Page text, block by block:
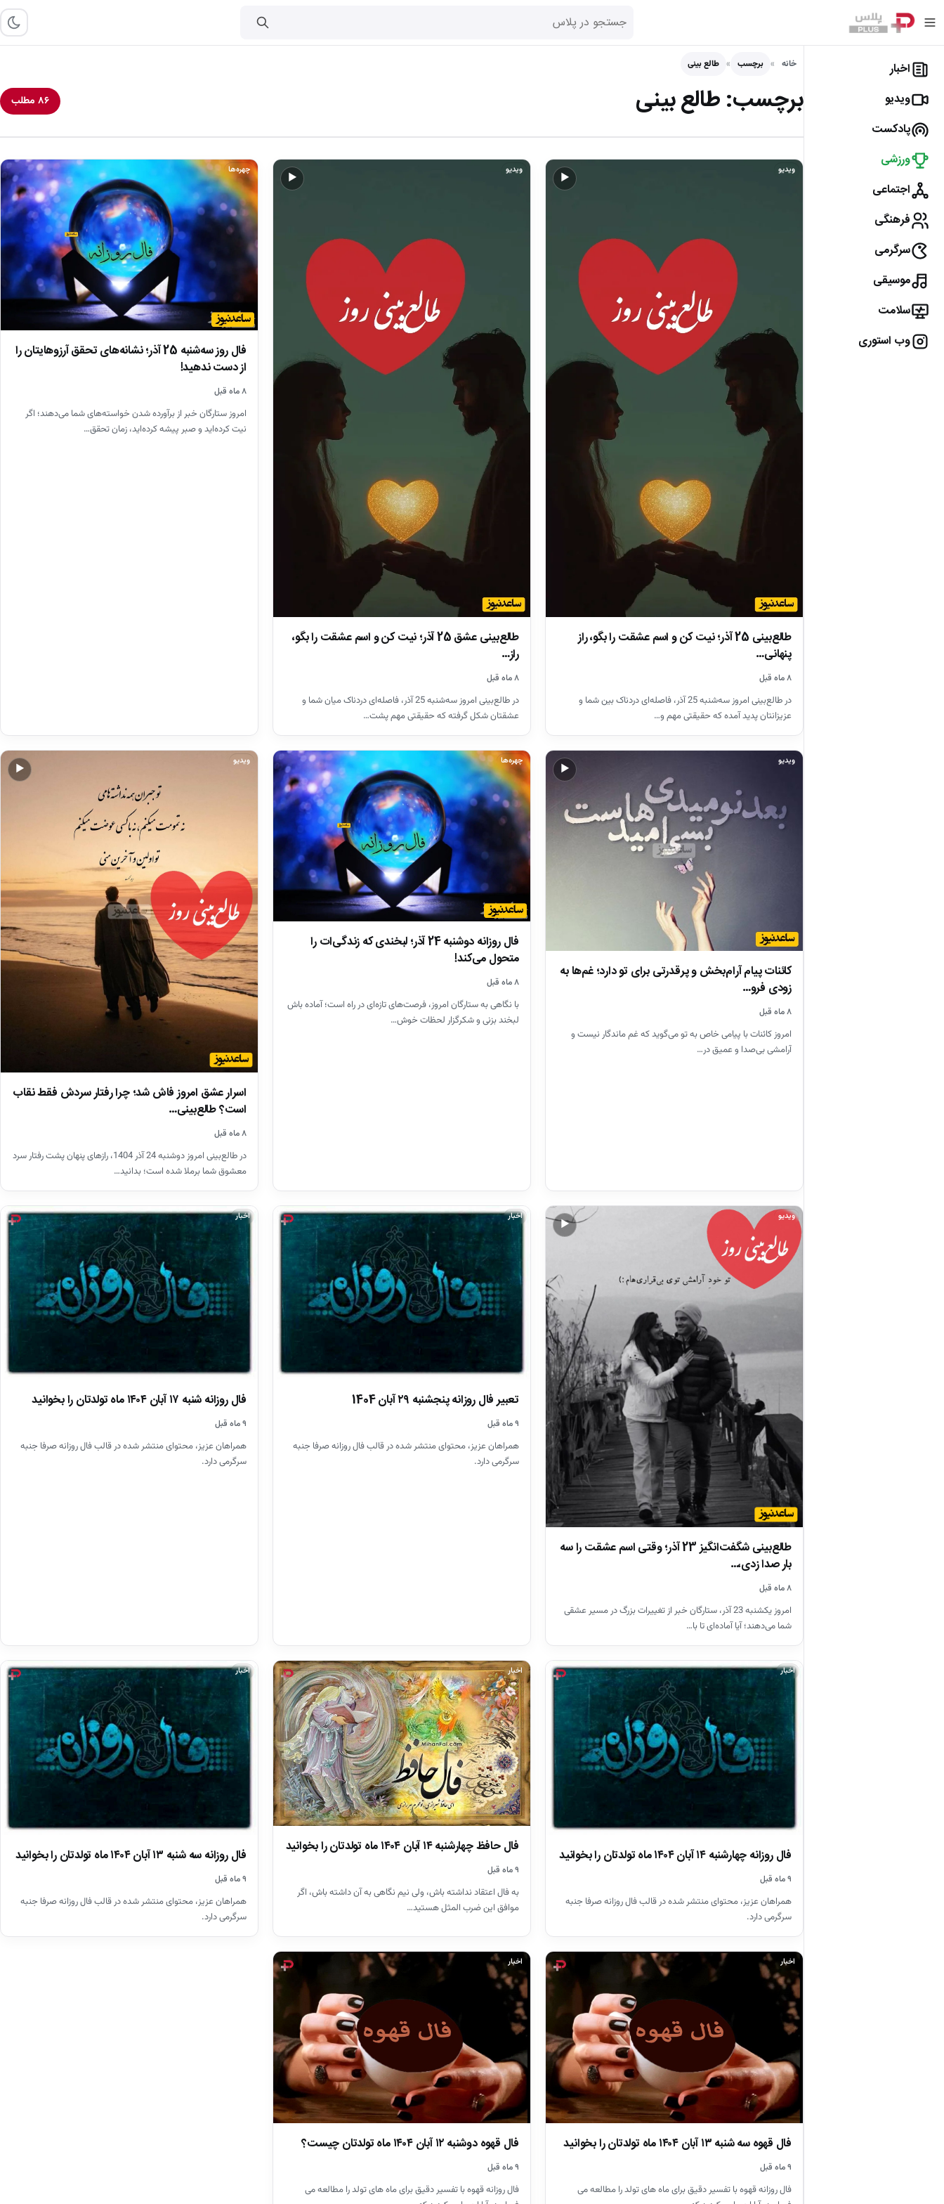
اخبار
ویدیو
پادکست
ورزشی
اجتماعی
فرهنگی
سرگرمی
موسیقی
سلامت
وب استوری
خانه برچسب طالع بینی
برچسب:طالع بینی ۸۶ مطلب
▶
ویدیو
طالع‌بینی 25 آذر؛ نیت کن و اسم عشقت را بگو، راز
پنهانی…
۸ ماه قبل
در طالع‌بینی امروز سه‌شنبه 25 آذر، فاصله‌ای دردناک بین شما و
عزیزانتان پدید آمده که حقیقتی مهم و…
▶
ویدیو
طالع‌بینی عشق 25 آذر؛ نیت کن و اسم عشقت را بگو،
راز…
۸ ماه قبل
در طالع‌بینی امروز سه‌شنبه 25 آذر، فاصله‌ای دردناک میان شما و
عشقتان شکل گرفته که حقیقتی مهم پشت…
چهره‌ها
فال روز سه‌شنبه 25 آذر؛ نشانه‌های تحقق آرزوهایتان را
از دست ندهید!
۸ ماه قبل
امروز ستارگان خبر از برآورده شدن خواسته‌های شما می‌دهند؛ اگر
نیت کرده‌اید و صبر پیشه کرده‌اید، زمان تحقق…
▶
ویدیو
کائنات پیام آرام‌بخش و پرقدرتی برای تو دارد؛ غم‌ها به
زودی فرو…
۸ ماه قبل
امروز کائنات با پیامی خاص به تو می‌گوید که غم ماندگار نیست و
آرامشی بی‌صدا و عمیق در…
چهره‌ها
فال روزانه دوشنبه 24 آذر؛ لبخندی که زندگی‌ات را
متحول می‌کند!
۸ ماه قبل
با نگاهی به ستارگان امروز، فرصت‌های تازه‌ای در راه است؛ آماده باش
لبخند بزنی و شکرگزار لحظات خوش…
▶
ویدیو
اسرار عشق امروز فاش شد؛ چرا رفتار سردش فقط نقاب
است؟ طالع‌بینی…
۸ ماه قبل
در طالع‌بینی امروز دوشنبه 24 آذر 1404، رازهای پنهان پشت رفتار سرد
معشوق شما برملا شده است؛ بدانید…
▶
ویدیو
طالع‌بینی شگفت‌انگیز 23 آذر؛ وقتی اسم عشقت را سه
بار صدا زدی،…
۸ ماه قبل
امروز یکشنبه 23 آذر، ستارگان خبر از تغییرات بزرگ در مسیر عشقی
شما می‌دهند؛ آیا آماده‌ای تا با…
اخبار
تعبیر فال روزانه پنجشنبه ۲۹ آبان 1404
۹ ماه قبل
همراهان عزیز، محتوای منتشر شده در قالب فال روزانه صرفا جنبه
سرگرمی دارد.
اخبار
فال روزانه شنبه ۱۷ آبان ۱۴۰۴ ماه تولدتان را بخوانید
۹ ماه قبل
همراهان عزیز، محتوای منتشر شده در قالب فال روزانه صرفا جنبه
سرگرمی دارد.
اخبار
فال روزانه چهارشنبه ۱۴ آبان ۱۴۰۴ ماه تولدتان را بخوانید
۹ ماه قبل
همراهان عزیز، محتوای منتشر شده در قالب فال روزانه صرفا جنبه
سرگرمی دارد.
اخبار
فال حافظ چهارشنبه ۱۴ آبان ۱۴۰۴ ماه تولدتان را بخوانید
۹ ماه قبل
به فال اعتقاد نداشته باش، ولی نیم نگاهی به آن داشته باش، اگر
موافق این ضرب المثل هستید…
اخبار
فال روزانه سه شنبه ۱۳ آبان ۱۴۰۴ ماه تولدتان را بخوانید
۹ ماه قبل
همراهان عزیز، محتوای منتشر شده در قالب فال روزانه صرفا جنبه
سرگرمی دارد.
اخبار
فال قهوه سه شنبه ۱۳ آبان ۱۴۰۴ ماه تولدتان را بخوانید
۹ ماه قبل
فال روزانه قهوه با تفسیر دقیق برای ماه های تولد را مطالعه می
اخبار
فال قهوه دوشنبه ۱۲ آبان ۱۴۰۴ ماه تولدتان چیست؟
۹ ماه قبل
فال روزانه قهوه با تفسیر دقیق برای ماه های تولد را مطالعه می